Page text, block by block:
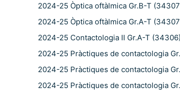
2024-25 Òptica oftàlmica Gr.B-T
2024-25 Òptica oftàlmica Gr.A-T
2024-25 Contactologia II Gr.A-T (34306)
2024-25 Pràctiques de contactologia
2024-25 Pràctiques de contactologia
2024-25 Pràctiques de contactologia